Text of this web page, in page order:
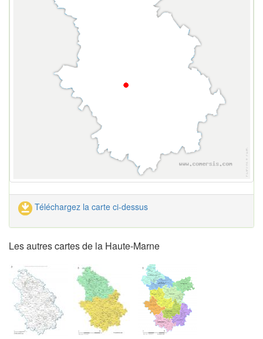
Téléchargez la carte ci-dessus
Les autres cartes de la Haute-Marne